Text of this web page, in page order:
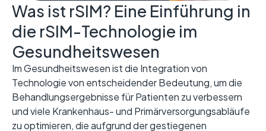
Was ist rSIM? Eine Einführung in
die rSIM-Technologie im
Gesundheitswesen
Im Gesundheitswesen ist die Integration von
Technologie von entscheidender Bedeutung, um die
Behandlungsergebnisse für Patienten zu verbessern
und viele Krankenhaus- und Primärversorgungsabläufe
zu optimieren, die aufgrund der gestiegenen